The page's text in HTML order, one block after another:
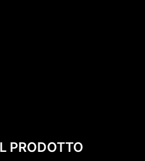
PRODOTTO